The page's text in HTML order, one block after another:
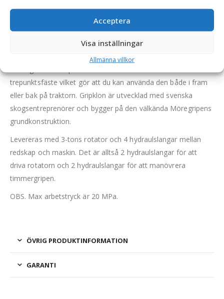
Acceptera
Visa inställningar
Allmänna villkor
Trepunkt, 3-tons rotator, max lyftförmåga 1200 kg
Möre griparm med timmergrip, det perfekta redskapet för att
lyfta stora stockar och rishögar.
Gripklon är tillverkad i Hardox-stål och har bussningar i
trepunktsfäste vilket gör att du kan använda den både i fram
eller bak på traktorn. Gripklon är utvecklad med svenska
skogsentreprenörer och bygger på den välkända Möregripens
grundkonstruktion.
Levereras med 3-tons rotator och 4 hydraulslangar mellan
redskap och maskin. Det är alltså 2 hydraulslangar för att
driva rotatorn och 2 hydraulslangar för att manövrera
timmergripen.
OBS. Max arbetstryck är 20 MPa.
ÖVRIG PRODUKTINFORMATION
GARANTI